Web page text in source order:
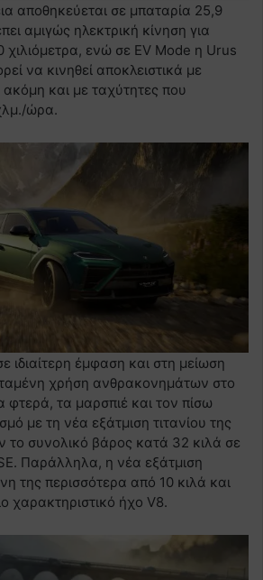
αποθηκεύεται σε μπαταρία 25,9
αμιγώς ηλεκτρική κίνηση για
χιλιόμετρα, ενώ σε EV Mode η Urus
να κινηθεί αποκλειστικά με
ακόμη και με ταχύτητες που
ώρα.
ιδιαίτερη έμφαση και στη μείωση
χρήση ανθρακονημάτων στο
τα μαρσπιέ και τον πίσω
με τη νέα εξάτμιση τιτανίου της
το συνολικό βάρος κατά 32 κιλά σε
Παράλληλα, η νέα εξάτμιση
της περισσότερα από 10 κιλά και
χαρακτηριστικό ήχο V8.